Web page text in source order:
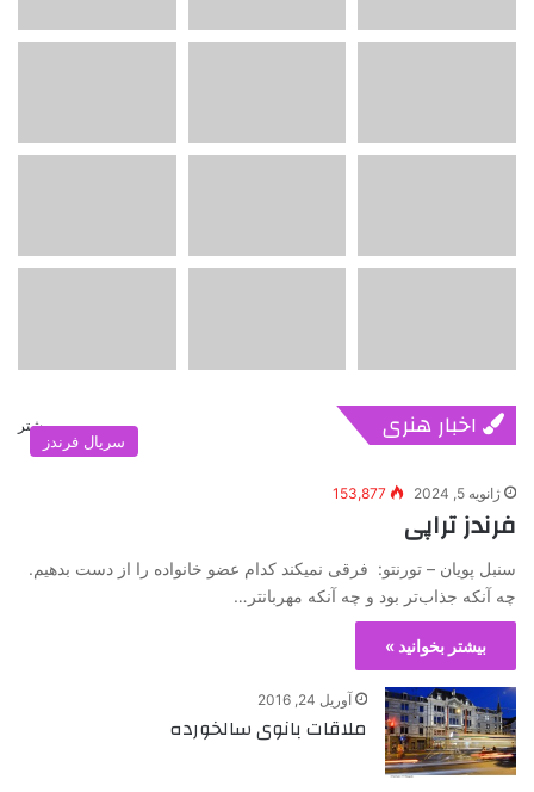
اخبار هنری بیشتر
سریال فرندز
ژانویه 5, 2024 153,877
فرندز تراپی
سنبل پویان – تورنتو: فرقی نمیکند کدام عضو خانواده را از دست بدهیم.
چه آنکه جذاب‌تر بود و چه آنکه مهربانتر…
بیشتر بخوانید »
آوریل 24, 2016
ملاقات بانوی سالخورده